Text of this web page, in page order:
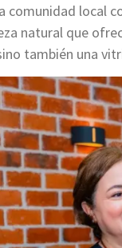
comunidad local
natural que
también una